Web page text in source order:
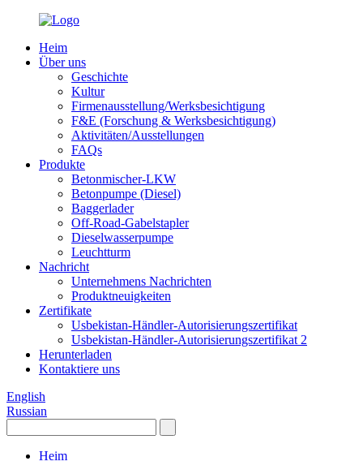
Heim
Über uns
Geschichte
Kultur
Firmenausstellung/Werksbesichtigung
F&E (Forschung & Werksbesichtigung)
Aktivitäten/Ausstellungen
FAQs
Produkte
Betonmischer-LKW
Betonpumpe (Diesel)
Baggerlader
Off-Road-Gabelstapler
Dieselwasserpumpe
Leuchtturm
Nachricht
Unternehmens Nachrichten
Produktneuigkeiten
Zertifikate
Usbekistan-Händler-Autorisierungszertifikat
Usbekistan-Händler-Autorisierungszertifikat 2
Herunterladen
Kontaktiere uns
English
Russian
Heim